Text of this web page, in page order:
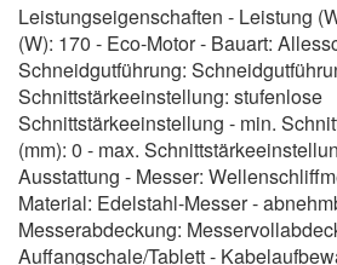
Leistungseigenschaften - Leistung
(W): 170 - Eco-Motor - Bauart:
Schneidgutführung:
Schnittstärkeeinstellung: stufenlose
Schnittstärkeeinstellung - min.
(mm): 0 - max.
Ausstattung - Messer:
Material: Edelstahl-Messer -
Messerabdeckung:
Auffangschale/Tablett -